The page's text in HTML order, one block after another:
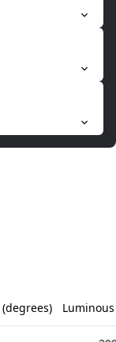
(degrees)